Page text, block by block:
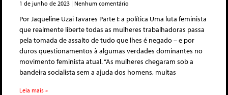
1 de junho de 2023 Nenhum comentário
Por Jaqueline Uzai Tavares Parte I: a política Uma luta feminista
que realmente liberte todas as mulheres trabalhadoras passa
pela tomada de assalto de tudo que lhes é negado – e por
duros questionamentos à algumas verdades dominantes no
movimento feminista atual. “As mulheres chegaram sob a
bandeira socialista sem a ajuda dos homens, muitas
Leia mais »